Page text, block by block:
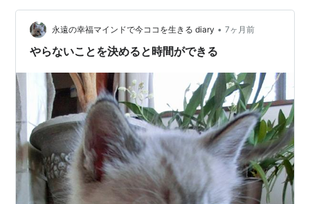
永遠の幸福マインドで今ココを生きる diary • 7ヶ月前
やらないことを決めると時間ができる